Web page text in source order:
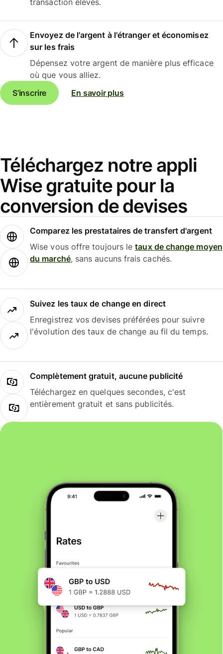
transaction élevés.
Envoyez de l'argent à l'étranger et économisez
sur les frais
Dépensez votre argent de manière plus efficace
où que vous alliez.
S'inscrire
En savoir plus
Téléchargez notre appli
Wise gratuite pour la
conversion de devises
Comparez les prestataires de transfert d'argent
Wise vous offre toujours letaux de change moyen
du marché, sans aucuns frais cachés.
Suivez les taux de change en direct
Enregistrez vos devises préférées pour suivre
l'évolution des taux de change au fil du temps.
Complètement gratuit, aucune publicité
Téléchargez en quelques secondes, c'est
entièrement gratuit et sans publicités.